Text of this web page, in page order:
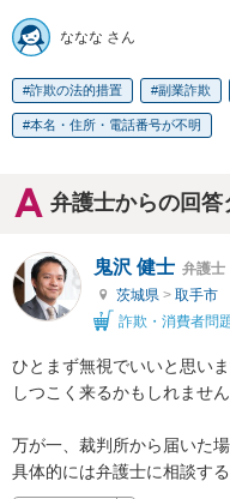
ななな さん
詐欺の法的措置 副業詐欺
本名・住所・電話番号が不明
弁護士からの回答
鬼沢 健士 弁護士
茨城県 > 取手市
詐欺・消費者問
ひとまず無視でいいと思いま
しつこく来るかもしれませ
万が一、裁判所から届いた
具体的には弁護士に相談す